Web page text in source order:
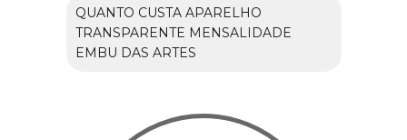
QUANTO CUSTA APARELHO
TRANSPARENTE MENSALIDADE
EMBU DAS ARTES